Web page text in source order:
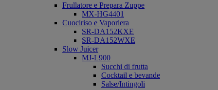
Frullatore e Prepara Zuppe
MX-HG4401
Cuociriso e Vaporiera
SR-DA152KXE
SR-DA152WXE
Slow Juicer
MJ-L900
Succhi di frutta
Cocktail e bevande
Salse/Intingoli